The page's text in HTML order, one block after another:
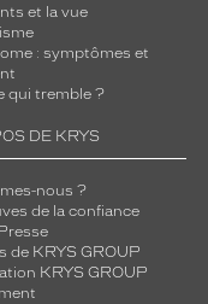
et la vue
: symptômes et
qui tremble ?
DE KRYS
nous ?
de la confiance
de KRYS GROUP
KRYS GROUP